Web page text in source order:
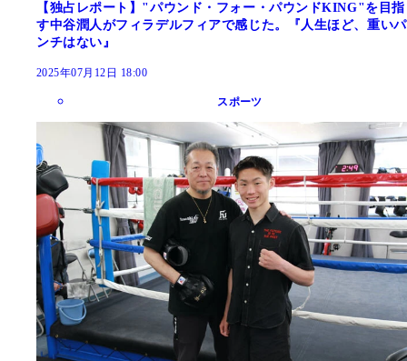
【独占レポート】"パウンド・フォー・パウンドKING"を目指
す中谷潤人がフィラデルフィアで感じた。『人生ほど、重いパ
ンチはない』
2025年07月12日 18:00
スポーツ